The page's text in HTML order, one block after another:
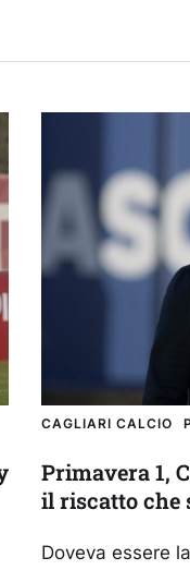
CAGLIARI CALCIO
Primavera 1,
il riscatto che
Doveva essere